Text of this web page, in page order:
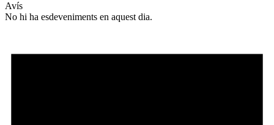
Avís
No hi ha esdeveniments en aquest dia.